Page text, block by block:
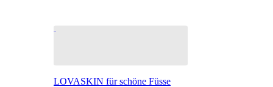
LOVASKIN für schöne Füsse